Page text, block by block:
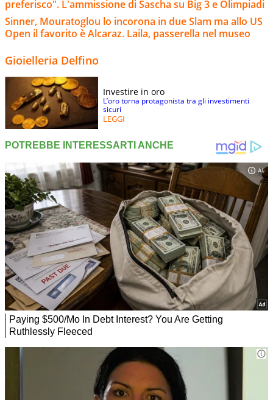
preferisco". L'ammissione di Sascha su Big 3 e Olimpiadi
Sinner, Mouratoglou lo incorona in due Slam ma allo US
Open il favorito è Alcaraz. Laila, passerella nel museo
Gioielleria Delfino
Investire in oro
L’oro torna protagonista tra gli investimenti
sicuri
LEGGI